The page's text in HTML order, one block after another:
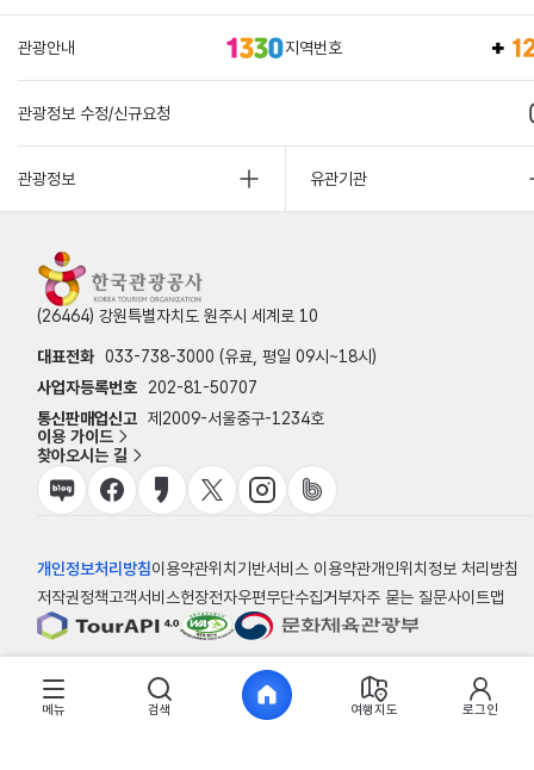
관광안내 지역번호
관광정보 수정/신규요청
관광정보 유관기관
(26464) 강원특별자치도 원주시 세계로 10
대표전화 033-738-3000 (유료, 평일 09시~18시)
사업자등록번호
202-81-50707
통신판매업신고 제2009-서울중구-1234호
이용 가이드
찾아오시는 길
개인정보처리방침이용약관위치기반서비스 이용약관개인위치정보 처리방침
저작권정책고객서비스헌장전자우편무단수집거부자주 묻는 질문사이트맵
© 한국관광공사
메뉴 검색 여행지도 로그인